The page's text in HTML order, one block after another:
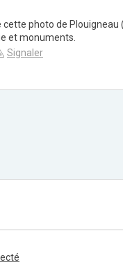
photo de Plouigneau
et monuments.
Signaler